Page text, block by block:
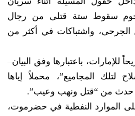
سقوط ستة قتلى من رجال
الجرحى، واشتباكات في أكثر من
للإمارات، باعتبارها وفق البيان–
لتلك المجاميع”، محملاً إياها
حدث من “قتل ونهب وعيب”.
الموارد النفطية في حضرموت،